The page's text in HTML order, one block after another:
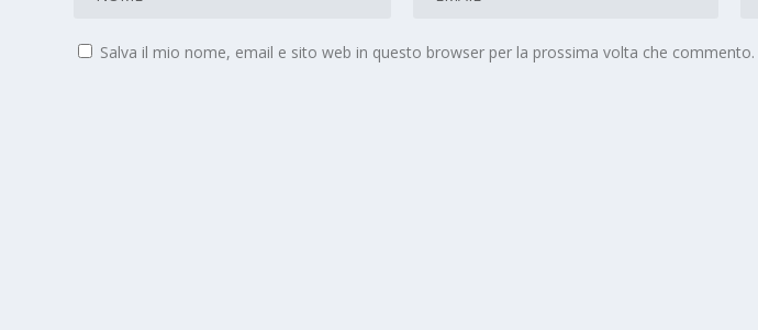
Salva il mio nome, email e sito web in questo browser per la prossima volta che commento.